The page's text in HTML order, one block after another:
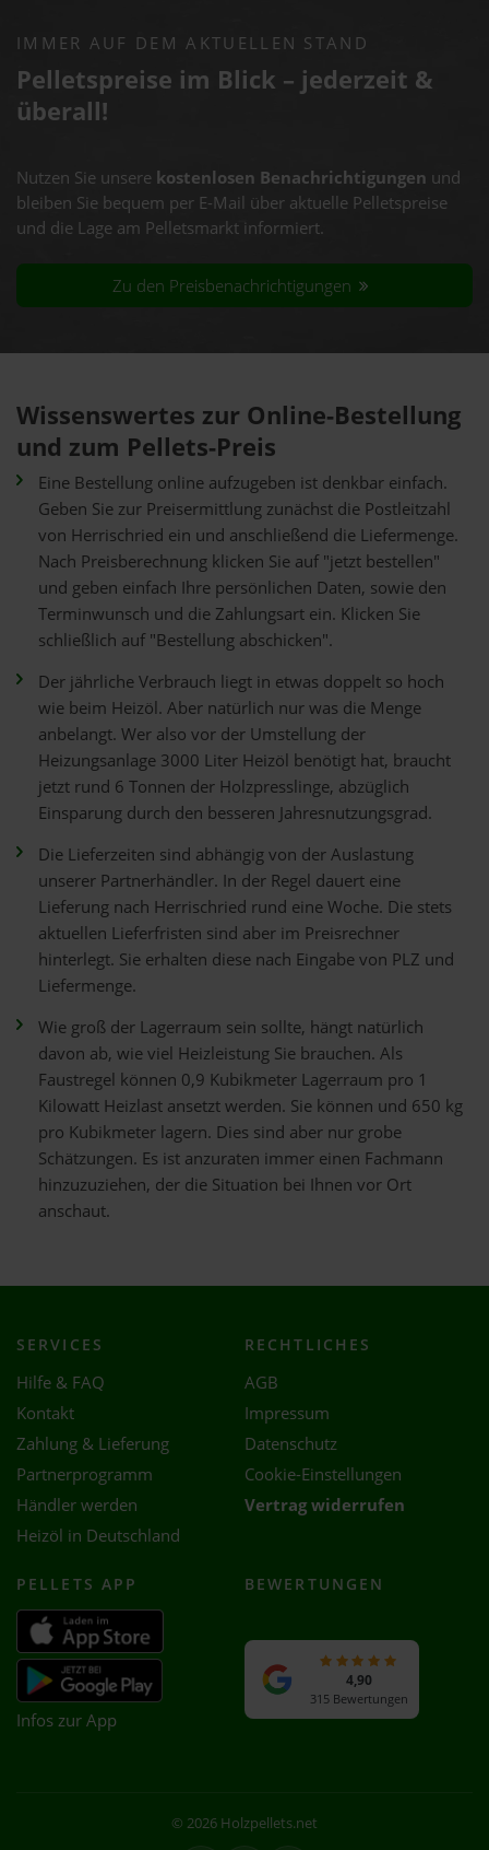
IMMER AUF DEM AKTUELLEN STAND
Pelletspreise im Blick – jederzeit &
überall!
Nutzen Sie unsere kostenlosen Benachrichtigungen und
bleiben Sie bequem per E-Mail über aktuelle Pelletspreise
und die Lage am Pelletsmarkt informiert.
Zu den Preisbenachrichtigungen
Wissenswertes zur Online-Bestellung
und zum Pellets-Preis
Eine Bestellung online aufzugeben ist denkbar einfach.
Geben Sie zur Preisermittlung zunächst die Postleitzahl
von Herrischried ein und anschließend die Liefermenge.
Nach Preisberechnung klicken Sie auf "jetzt bestellen"
und geben einfach Ihre persönlichen Daten, sowie den
Terminwunsch und die Zahlungsart ein. Klicken Sie
schließlich auf "Bestellung abschicken".
Der jährliche Verbrauch liegt in etwas doppelt so hoch
wie beim Heizöl. Aber natürlich nur was die Menge
anbelangt. Wer also vor der Umstellung der
Heizungsanlage 3000 Liter Heizöl benötigt hat, braucht
jetzt rund 6 Tonnen der Holzpresslinge, abzüglich
Einsparung durch den besseren Jahresnutzungsgrad.
Die Lieferzeiten sind abhängig von der Auslastung
unserer Partnerhändler. In der Regel dauert eine
Lieferung nach Herrischried rund eine Woche. Die stets
aktuellen Lieferfristen sind aber im Preisrechner
hinterlegt. Sie erhalten diese nach Eingabe von PLZ und
Liefermenge.
Wie groß der Lagerraum sein sollte, hängt natürlich
davon ab, wie viel Heizleistung Sie brauchen. Als
Faustregel können 0,9 Kubikmeter Lagerraum pro 1
Kilowatt Heizlast ansetzt werden. Sie können und 650 kg
pro Kubikmeter lagern. Dies sind aber nur grobe
Schätzungen. Es ist anzuraten immer einen Fachmann
hinzuzuziehen, der die Situation bei Ihnen vor Ort
anschaut.
SERVICES
Hilfe & FAQ
Kontakt
Zahlung & Lieferung
Partnerprogramm
Händler werden
Heizöl in Deutschland
RECHTLICHES
AGB
Impressum
Datenschutz
Cookie-Einstellungen
Vertrag widerrufen
PELLETS APP
Infos zur App
BEWERTUNGEN
4,90
315 Bewertungen
© 2026 Holzpellets.net